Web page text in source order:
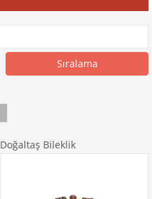
Sıralama
Doğaltaş Bileklik